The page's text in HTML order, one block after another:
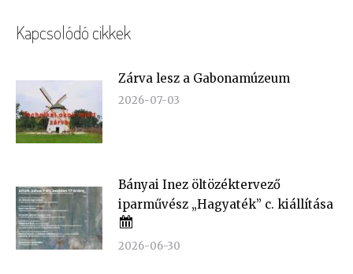
Kapcsolódó cikkek
Zárva lesz a Gabonamúzeum
2026-07-03
Bányai Inez öltözéktervező
iparművész „Hagyaték” c. kiállítása
2026-06-30